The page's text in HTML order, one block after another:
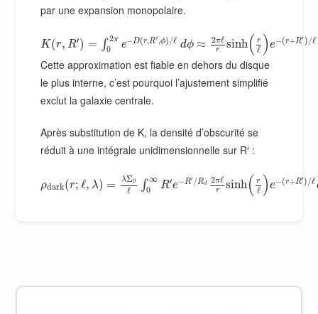
par une expansion monopolaire.
K(r, R′) = ∫ 2π
0 e−D(r,R′ ,ϕ)/ℓ dϕ ≈ 2πℓ
r sinh( r
ℓ )e−(r+R′ )/ℓ
Cette approximation est fiable en dehors du disque
le plus interne, c’est pourquoi l’ajustement simplifié
exclut la galaxie centrale.
Après substitution de K, la densité d’obscurité se
réduit à une intégrale unidimensionnelle sur R′ :
ρdark(r; ℓ, λ) = λΣ0
ℓ ∫ ∞
0
R′e−R′ /Rd 2πℓ
r sinh( r
ℓ )e−(r+R′) /ℓ